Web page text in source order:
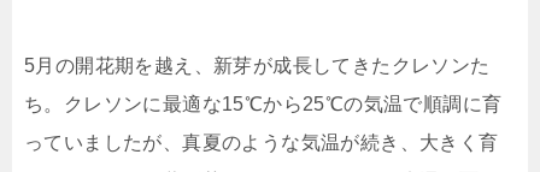
5月の開花期を越え、新芽が成長してきたクレソンた
ち。クレソンに最適な15℃から25℃の気温で順調に育
っていましたが、真夏のような気温が続き、大きく育